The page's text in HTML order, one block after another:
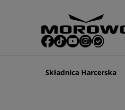
Składnica Harcerska